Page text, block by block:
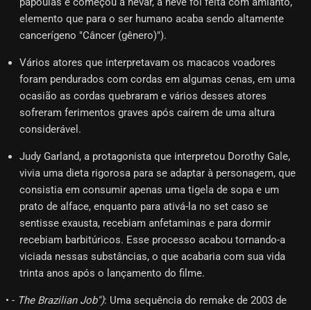
elemento que para o ser humano acaba sendo altamente
cancerígeno "Câncer (gênero)").
Vários atores que interpretavam os macacos voadores
foram pendurados com cordas em algumas cenas, em uma
ocasião as cordas quebraram e vários desses atores
sofreram ferimentos graves após caírem de uma altura
considerável.
Judy Garland, a protagonista que interpretou Dorothy Gale,
vivia uma dieta rigorosa para se adaptar à personagem, que
consistia em consumir apenas uma tigela de sopa e um
prato de alface, enquanto para ativá-la no set caso se
sentisse exausta, recebiam anfetaminas e para dormir
recebiam barbitúricos. Esse processo acabou tornando-a
viciada nessas substâncias, o que acabaria com sua vida
trinta anos após o lançamento do filme.
• - The Brazilian Job"): Uma sequência do remake de 2003 de